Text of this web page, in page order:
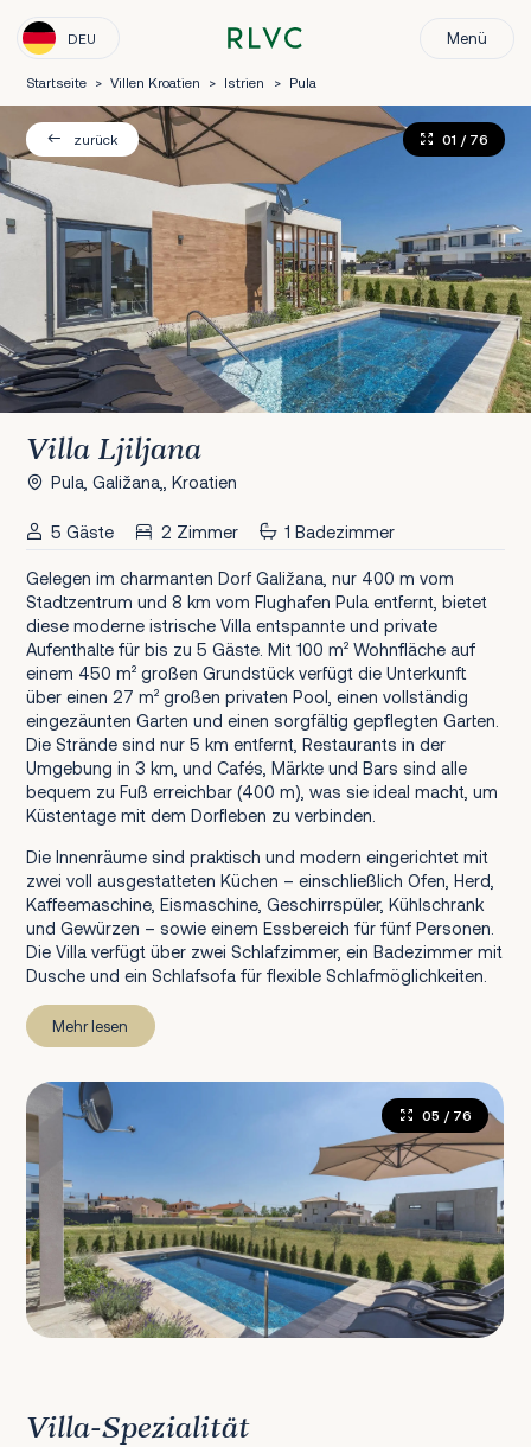
DEU Menü
Startseite > Villen Kroatien > Istrien > Pula
zurück 01 / 76
Villa Ljiljana
Pula, Galižana,, Kroatien
5 Gäste 2 Zimmer 1 Badezimmer
Gelegen im charmanten Dorf Galižana, nur 400 m vom
Stadtzentrum und 8 km vom Flughafen Pula entfernt, bietet
diese moderne istrische Villa entspannte und private
Aufenthalte für bis zu 5 Gäste. Mit 100 m² Wohnfläche auf
einem 450 m² großen Grundstück verfügt die Unterkunft
über einen 27 m² großen privaten Pool, einen vollständig
eingezäunten Garten und einen sorgfältig gepflegten Garten.
Die Strände sind nur 5 km entfernt, Restaurants in der
Umgebung in 3 km, und Cafés, Märkte und Bars sind alle
bequem zu Fuß erreichbar (400 m), was sie ideal macht, um
Küstentage mit dem Dorfleben zu verbinden.
Die Innenräume sind praktisch und modern eingerichtet mit
zwei voll ausgestatteten Küchen – einschließlich Ofen, Herd,
Kaffeemaschine, Eismaschine, Geschirrspüler, Kühlschrank
und Gewürzen – sowie einem Essbereich für fünf Personen.
Die Villa verfügt über zwei Schlafzimmer, ein Badezimmer mit
Dusche und ein Schlafsofa für flexible Schlafmöglichkeiten.
Mehr lesen
05 / 76
Villa-Spezialität